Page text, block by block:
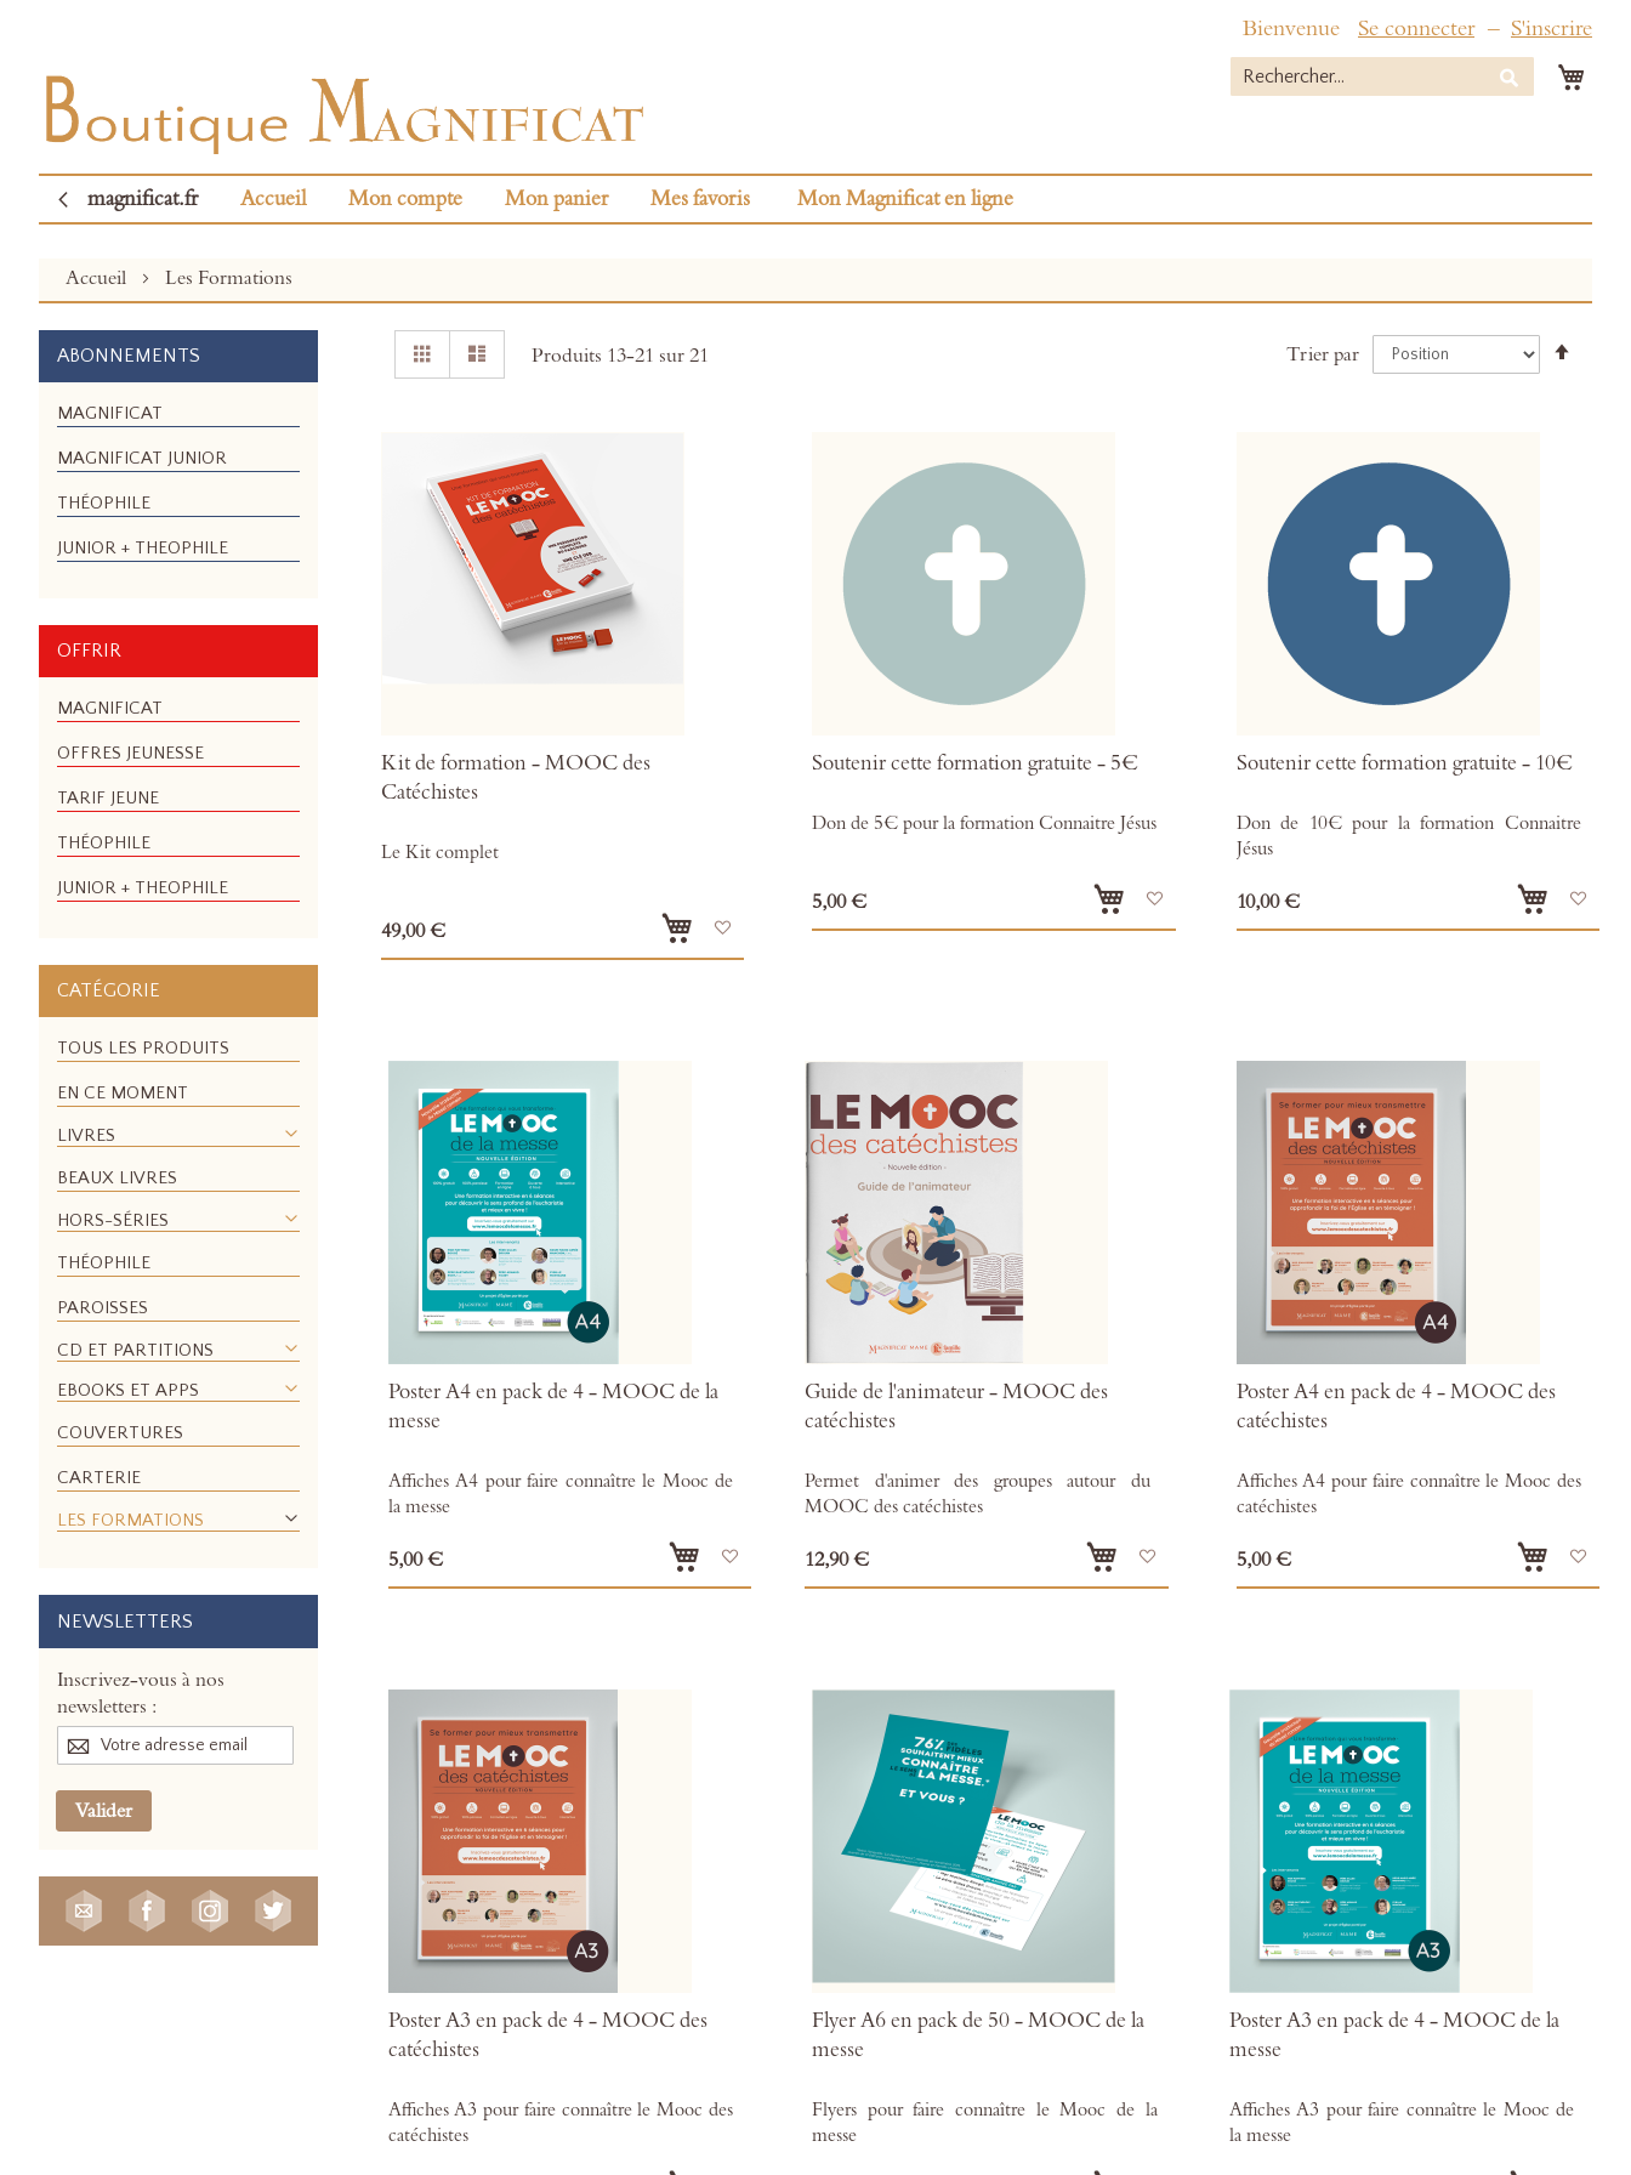
Bienvenue Se connecter S'inscrire
Rechercher
magnificat.fr Accueil Mon compte Mon panier Mes favoris Mon Magnificat en ligne
Accueil Les Formations
Afficher
Grille Produits 13-21 sur 21 Trier par
Kit de formation - MOOC des
Catéchistes
Le Kit complet
49,00 €
Soutenir cette formation gratuite - 5€
Don de 5€ pour la formation Connaitre Jésus
5,00 €
Soutenir cette formation gratuite - 10€
Don de 10€ pour la formation Connaitre
Jésus
10,00 €
Poster A4 en pack de 4 - MOOC de la
messe
Affiches A4 pour faire connaître le Mooc de
la messe
5,00 €
Guide de l'animateur - MOOC des
catéchistes
Permet d'animer des groupes autour du
MOOC des catéchistes
12,90 €
Poster A4 en pack de 4 - MOOC des
catéchistes
Affiches A4 pour faire connaître le Mooc des
catéchistes
5,00 €
Poster A3 en pack de 4 - MOOC des
catéchistes
Affiches A3 pour faire connaître le Mooc des
catéchistes
Flyer A6 en pack de 50 - MOOC de la
messe
Flyers pour faire connaître le Mooc de la
messe
Poster A3 en pack de 4 - MOOC de la
messe
Affiches A3 pour faire connaître le Mooc de
la messe
ABONNEMENTS
MAGNIFICAT
MAGNIFICAT JUNIOR
THÉOPHILE
JUNIOR + THEOPHILE
OFFRIR
MAGNIFICAT
OFFRES JEUNESSE
TARIF JEUNE
THÉOPHILE
JUNIOR + THEOPHILE
CATÉGORIE
TOUS LES PRODUITS
EN CE MOMENT
LIVRES
BEAUX LIVRES
HORS-SÉRIES
THÉOPHILE
PAROISSES
CD ET PARTITIONS
EBOOKS ET APPS
COUVERTURES
CARTERIE
LES FORMATIONS
NEWSLETTERS
Inscrivez-vous à nos
newsletters :
Valider